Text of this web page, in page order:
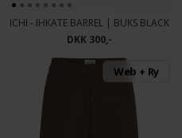
ICHI - IHKATE BARREL | BUKS BLACK
DKK 300,-
Web + Ry